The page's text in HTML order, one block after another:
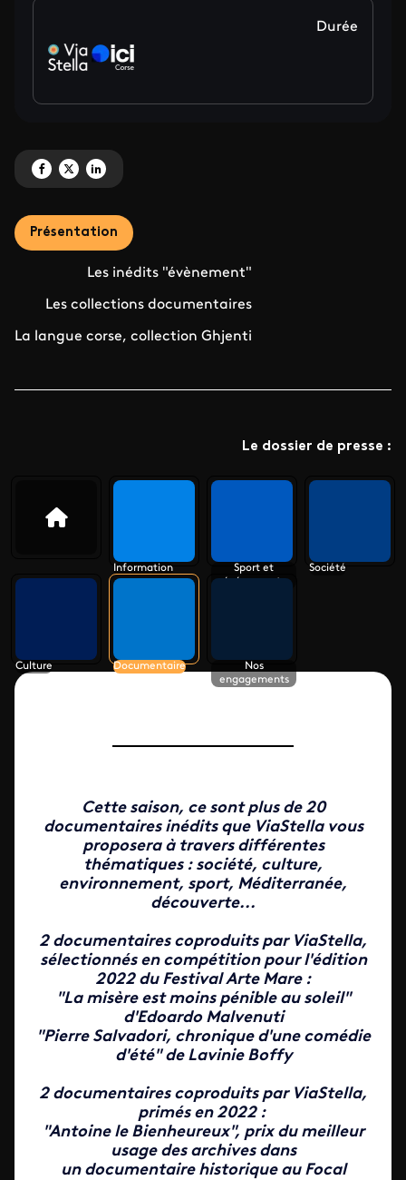
Durée
Partagez 'Les documentaires' sur Facebook
Partagez 'Les documentaires' sur X
Partagez 'Les documentaires' sur LinkedIn
Présentation
Les inédits "évènement"
Les collections documentaires
La langue corse, collection Ghjenti
Le dossier de presse :
Information
Sport et
événements
Société
Culture Documentaire
Nos
engagements
Cette saison, ce sont plus de 20
documentaires inéditsque ViaStella vous
proposera à travers différentes
thématiques : société, culture,
environnement, sport, Méditerranée,
découverte...
2 documentairescoproduits par ViaStella,
sélectionnés en compétition pour l'édition
2022 du Festival Arte Mare:
"La misère est moins pénible au soleil"
d'Edoardo Malvenuti
"Pierre Salvadori, chronique d'une comédie
d'été" de Lavinie Boffy
2 documentaires coproduits par ViaStella,
primés en 2022:
"Antoine le Bienheureux", prix du meilleur
usage des archives dans
un documentaire historique au Focal